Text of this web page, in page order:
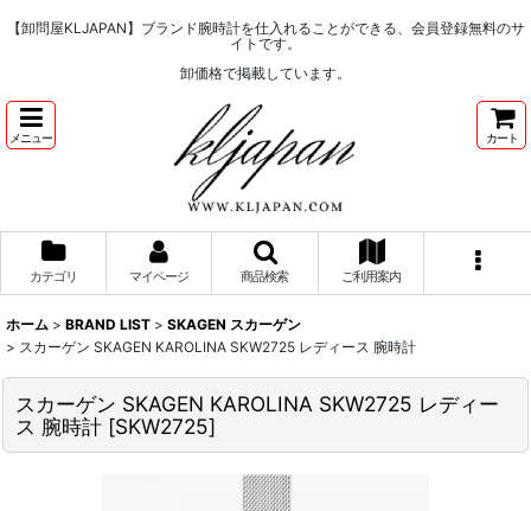
【卸問屋KLJAPAN】ブランド腕時計を仕入れることができる、会員登録無料のサ
イトです。
卸価格で掲載しています。
メニュー カート
カテゴリ マイページ 商品検索 ご利用案内
ホーム > BRAND LIST > SKAGEN スカーゲン
> スカーゲン SKAGEN KAROLINA SKW2725 レディース 腕時計
スカーゲン SKAGEN KAROLINA SKW2725 レディー
ス 腕時計 [SKW2725]